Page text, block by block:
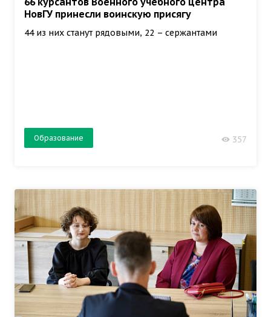
НовГУ принесли воинскую присягу
44 из них станут рядовыми, 22 – сержантами
Образование 357